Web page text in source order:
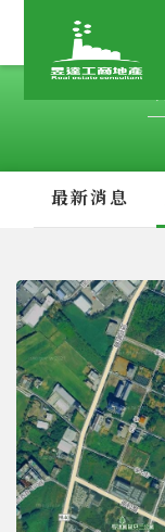
最新消息